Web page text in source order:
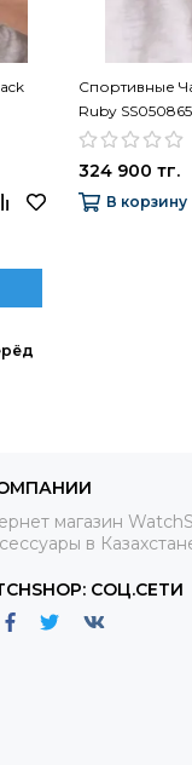
Спортивные
Ruby
324 900 тг.
В корзину
магазин
в
СОЦ.СЕТИ